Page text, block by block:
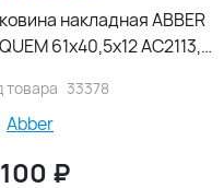
накладная ABBER
61х40,5х12 AC2113,
товара 33378
Abber
₽